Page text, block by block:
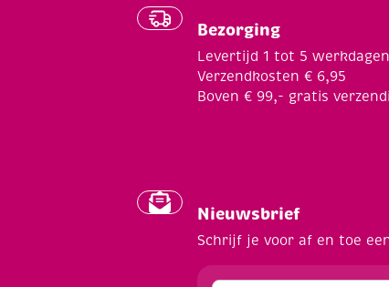
Bezorging
Levertijd 1 tot 5 werkdagen
Verzendkosten € 6,95
Boven € 99,- gratis
Nieuwsbrief
Schrijf je voor af en toe